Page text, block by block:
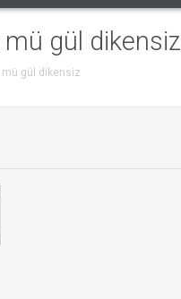
gül dikensiz
gül dikensiz